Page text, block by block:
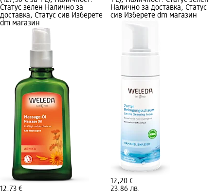
Статус зелен Налично за
доставка, Статус сив Изберете
dm магазин
12,73 €
Налично за доставка, Статус
сив Изберете dm магазин
12,20 €
23,86 лв.